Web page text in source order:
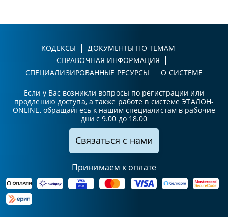
КОДЕКСЫ
ДОКУМЕНТЫ ПО ТЕМАМ
СПРАВОЧНАЯ ИНФОРМАЦИЯ
СПЕЦИАЛИЗИРОВАННЫЕ РЕСУРСЫ
О СИСТЕМЕ
Если у Вас возникли вопросы по регистрации или
продлению доступа, а также работе в системе ЭТАЛОН-
ONLINE, обращайтесь к нашим специалистам в рабочие
дни с 9.00 до 18.00
Связаться с нами
Принимаем к оплате